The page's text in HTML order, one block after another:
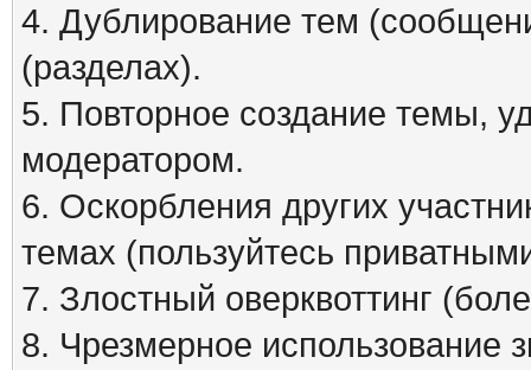
4. Дублирование тем
(разделах).
5. Повторное создание темы,
модератором.
6. Оскорбления других
темах (пользуйтесь
7. Злостный оверквоттинг
8. Чрезмерное использование